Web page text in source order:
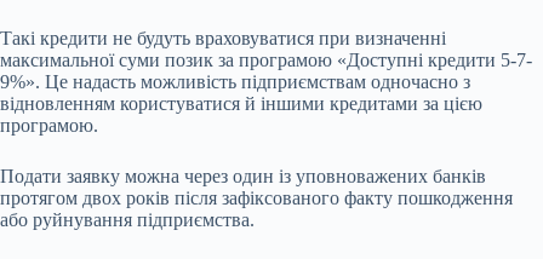
Такі кредити не будуть враховуватися при визначенні
максимальної суми позик за програмою «Доступні кредити 5-7-
9%». Це надасть можливість підприємствам одночасно з
відновленням користуватися й іншими кредитами за цією
програмою.
Подати заявку можна через один із уповноважених банків
протягом двох років після зафіксованого факту пошкодження
або руйнування підприємства.